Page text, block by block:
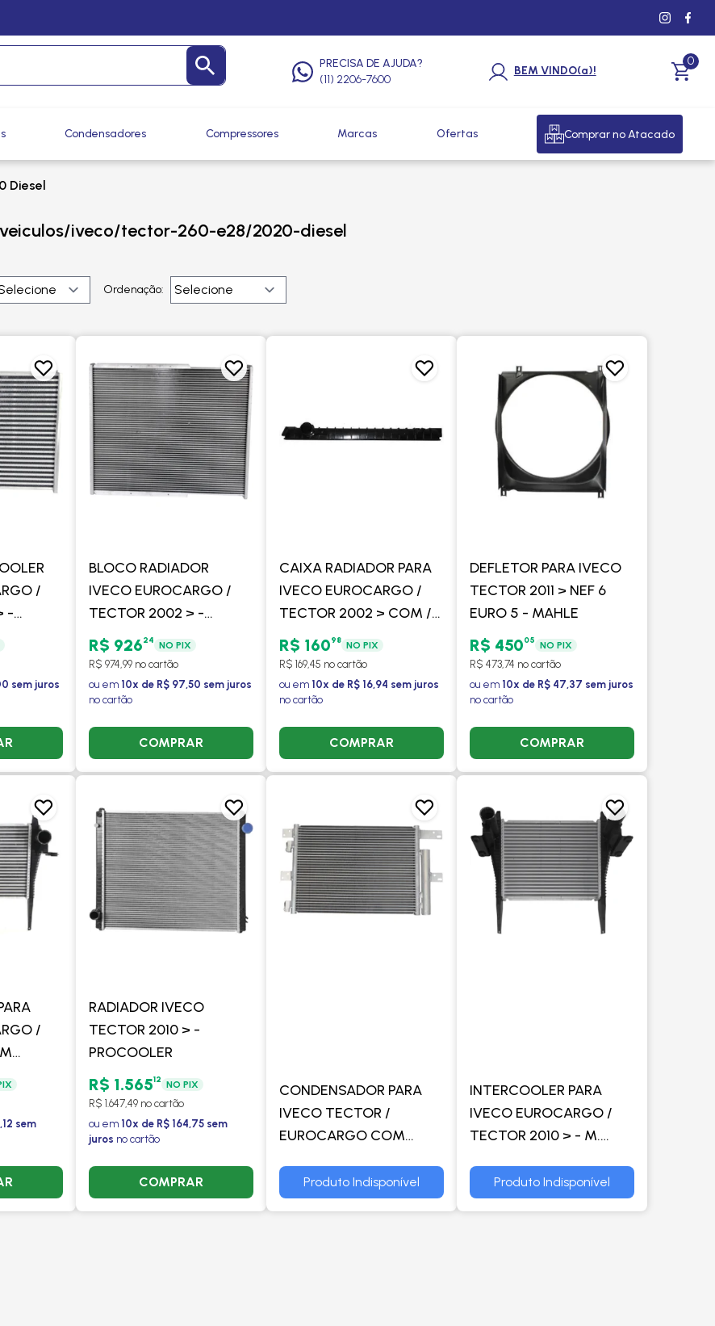
PRECISA DE AJUDA?
(11) 2206-7600
BEM VINDO(a)!
0
Condensadores Compressores Marcas Ofertas Comprar no Atacado
Diesel
veiculos/iveco/tector-260-e28/2020-diesel
Ordenação:
/
-
sem juros
BLOCO RADIADOR
IVECO EUROCARGO /
TECTOR 2002 > -
PROCOOLER
R$ 92624 NO PIX
R$ 974,99 no cartão
ou em 10x de R$ 97,50 sem juros
no cartão
COMPRAR
CAIXA RADIADOR PARA
IVECO EUROCARGO /
TECTOR 2002 > COM /
SEM AR ESQUERDA
SUPERIOR - PROCOOLER
R$ 16098 NO PIX
R$ 169,45 no cartão
ou em 10x de R$ 16,94 sem juros
no cartão
COMPRAR
DEFLETOR PARA IVECO
TECTOR 2011 > NEF 6
EURO 5 - MAHLE
R$ 45005 NO PIX
R$ 473,74 no cartão
ou em 10x de R$ 47,37 sem juros
no cartão
COMPRAR
/
sem
RADIADOR IVECO
TECTOR 2010 > -
PROCOOLER
R$ 1.56512 NO PIX
R$ 1.647,49 no cartão
ou em 10x de R$ 164,75 sem
juros no cartão
COMPRAR
CONDENSADOR PARA
IVECO TECTOR /
EUROCARGO COM
E17 / E21 / E22 / E24 / E25
/ E28 2009 > -
Produto Indisponível
INTERCOOLER PARA
IVECO EUROCARGO /
TECTOR 2010 > - M.
Produto Indisponível